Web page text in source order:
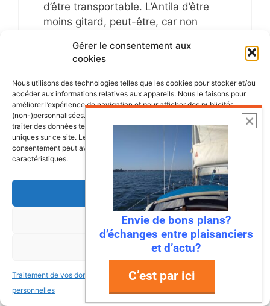
Gérer le consentement aux
cookies
Nous utilisons des technologies telles que les cookies pour stocker et/ou
accéder aux informations relatives aux appareils. Nous le faisons pour
améliorer l’expérience de navigation et pour afficher des publicités
(non-)personnalisées. Consentir à ces technologies nous autorisera à
traiter des données telles que le comportement de navigation ou les ID
uniques sur ce site. Le fait de ne pas consentir ou de retirer son
consentement peut avoir un effet négatif sur certaines fonctonnalités et
caractéristiques.
Accepter
Refuser
Voir les préférences
Traitement de vos données
personnelles
Traitement de vos données
personnelles
d’être transportable. L’Antila d’être
moins gitard, peut-être, car non
Laisser un commentaire
Commentaire
Nom
Envie de bons plans?
d’échanges entre plaisanciers
et d’actu?
C’est par ici